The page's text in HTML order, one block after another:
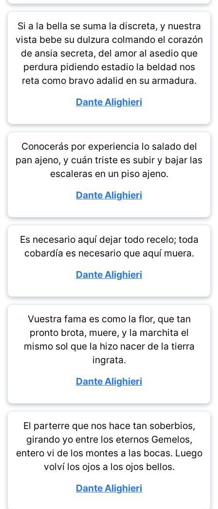
Si a la bella se suma la discreta, y nuestra
vista bebe su dulzura colmando el corazón
de ansia secreta, del amor al asedio que
perdura pidiendo estadio la beldad nos
reta como bravo adalid en su armadura.
Dante Alighieri
Conocerás por experiencia lo salado del
pan ajeno, y cuán triste es subir y bajar las
escaleras en un piso ajeno.
Dante Alighieri
Es necesario aquí dejar todo recelo; toda
cobardía es necesario que aquí muera.
Dante Alighieri
Vuestra fama es como la flor, que tan
pronto brota, muere, y la marchita el
mismo sol que la hizo nacer de la tierra
ingrata.
Dante Alighieri
El parterre que nos hace tan soberbios,
girando yo entre los eternos Gemelos,
entero vi de los montes a las bocas. Luego
volví los ojos a los ojos bellos.
Dante Alighieri